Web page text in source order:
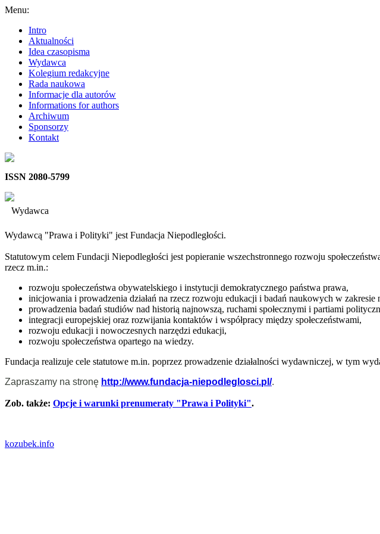
Menu:
Intro
Aktualności
Idea czasopisma
Wydawca
Kolegium redakcyjne
Rada naukowa
Informacje dla autorów
Informations for authors
Archiwum
Sponsorzy
Kontakt
ISSN 2080-5799
Wydawca
Wydawcą "Prawa i Polityki" jest Fundacja Niepodległości.
Statutowym celem Fundacji Niepodległości jest popieranie wszechstronnego rozwoju
rzecz m.in.:
rozwoju społeczeństwa obywatelskiego i instytucji demokratycznego państwa prawa,
inicjowania i prowadzenia działań na rzecz rozwoju edukacji i badań naukowych w zakresie
prowadzenia badań studiów nad historią najnowszą, ruchami społecznymi i partiami
integracji europejskiej oraz rozwijania kontaktów i współpracy między społeczeństwami,
rozwoju edukacji i nowoczesnych narzędzi edukacji,
rozwoju społeczeństwa opartego na wiedzy.
Fundacja realizuje cele statutowe m.in. poprzez prowadzenie działalności wydawniczej, w tym
Zapraszamy na stronę http://www.fundacja-niepodleglosci.pl/.
Zob. także: Opcje i warunki prenumeraty "Prawa i Polityki".
kozubek.info